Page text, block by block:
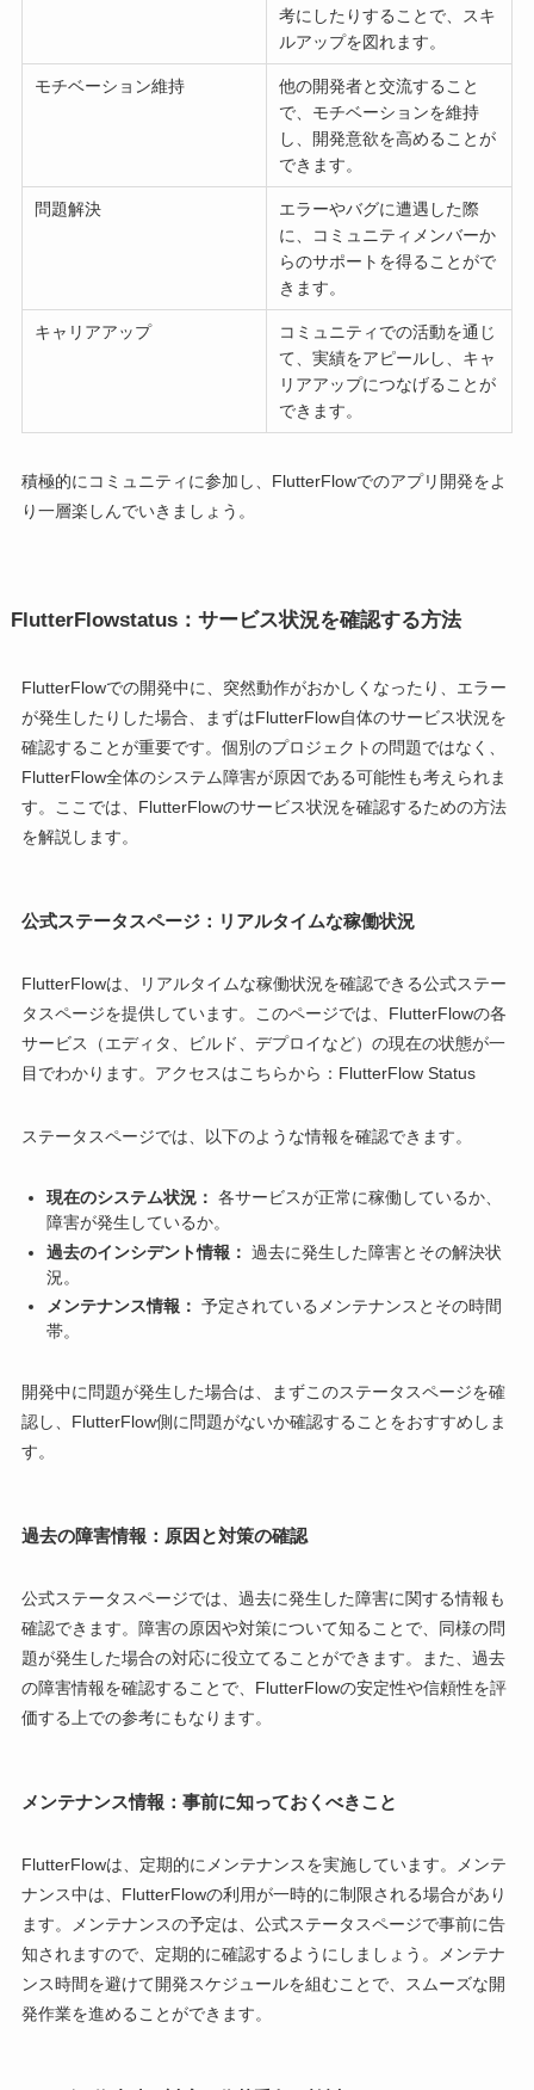
考にしたりすることで、スキ
ルアップを図れます。
モチベーション維持
他の開発者と交流すること
で、モチベーションを維持
し、開発意欲を高めることが
できます。
問題解決
エラーやバグに遭遇した際
に、コミュニティメンバーか
らのサポートを得ることがで
きます。
キャリアアップ
コミュニティでの活動を通じ
て、実績をアピールし、キャ
リアアップにつなげることが
できます。
積極的にコミュニティに参加し、FlutterFlowでのアプリ開発をよ
り一層楽しんでいきましょう。
FlutterFlowstatus：サービス状況を確認する方法
FlutterFlowでの開発中に、突然動作がおかしくなったり、エラー
が発生したりした場合、まずはFlutterFlow自体のサービス状況を
確認することが重要です。個別のプロジェクトの問題ではなく、
FlutterFlow全体のシステム障害が原因である可能性も考えられま
す。ここでは、FlutterFlowのサービス状況を確認するための方法
を解説します。
公式ステータスページ：リアルタイムな稼働状況
FlutterFlowは、リアルタイムな稼働状況を確認できる公式ステー
タスページを提供しています。このページでは、FlutterFlowの各
サービス（エディタ、ビルド、デプロイなど）の現在の状態が一
目でわかります。アクセスはこちらから：FlutterFlow Status
ステータスページでは、以下のような情報を確認できます。
現在のシステム状況： 各サービスが正常に稼働しているか、
障害が発生しているか。
過去のインシデント情報： 過去に発生した障害とその解決状
況。
メンテナンス情報： 予定されているメンテナンスとその時間
帯。
開発中に問題が発生した場合は、まずこのステータスページを確
認し、FlutterFlow側に問題がないか確認することをおすすめしま
す。
過去の障害情報：原因と対策の確認
公式ステータスページでは、過去に発生した障害に関する情報も
確認できます。障害の原因や対策について知ることで、同様の問
題が発生した場合の対応に役立てることができます。また、過去
の障害情報を確認することで、FlutterFlowの安定性や信頼性を評
価する上での参考にもなります。
メンテナンス情報：事前に知っておくべきこと
FlutterFlowは、定期的にメンテナンスを実施しています。メンテ
ナンス中は、FlutterFlowの利用が一時的に制限される場合があり
ます。メンテナンスの予定は、公式ステータスページで事前に告
知されますので、定期的に確認するようにしましょう。メンテナ
ンス時間を避けて開発スケジュールを組むことで、スムーズな開
発作業を進めることができます。